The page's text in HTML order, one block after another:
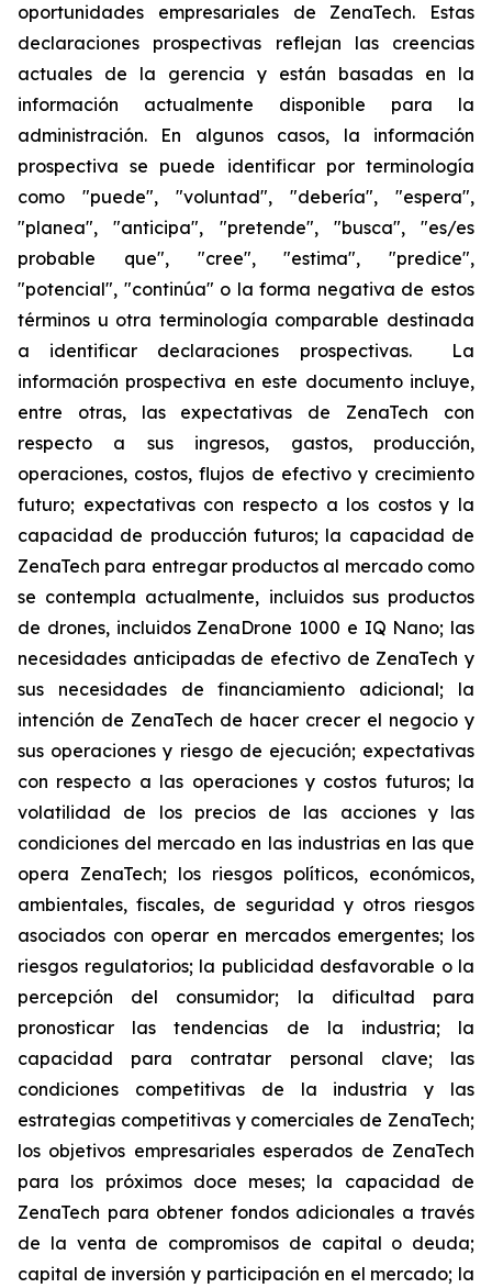
oportunidades empresariales de ZenaTech. Estas
declaraciones prospectivas reflejan las creencias
actuales de la gerencia y están basadas en la
información actualmente disponible para la
administración. En algunos casos, la información
prospectiva se puede identificar por terminología
como "puede", "voluntad", "debería", "espera",
"planea", "anticipa", "pretende", "busca", "es/es
probable que", "cree", "estima", "predice",
"potencial", "continúa" o la forma negativa de estos
términos u otra terminología comparable destinada
a identificar declaraciones prospectivas. La
información prospectiva en este documento incluye,
entre otras, las expectativas de ZenaTech con
respecto a sus ingresos, gastos, producción,
operaciones, costos, flujos de efectivo y crecimiento
futuro; expectativas con respecto a los costos y la
capacidad de producción futuros; la capacidad de
ZenaTech para entregar productos al mercado como
se contempla actualmente, incluidos sus productos
de drones, incluidos ZenaDrone 1000 e IQ Nano; las
necesidades anticipadas de efectivo de ZenaTech y
sus necesidades de financiamiento adicional; la
intención de ZenaTech de hacer crecer el negocio y
sus operaciones y riesgo de ejecución; expectativas
con respecto a las operaciones y costos futuros; la
volatilidad de los precios de las acciones y las
condiciones del mercado en las industrias en las que
opera ZenaTech; los riesgos políticos, económicos,
ambientales, fiscales, de seguridad y otros riesgos
asociados con operar en mercados emergentes; los
riesgos regulatorios; la publicidad desfavorable o la
percepción del consumidor; la dificultad para
pronosticar las tendencias de la industria; la
capacidad para contratar personal clave; las
condiciones competitivas de la industria y las
estrategias competitivas y comerciales de ZenaTech;
los objetivos empresariales esperados de ZenaTech
para los próximos doce meses; la capacidad de
ZenaTech para obtener fondos adicionales a través
de la venta de compromisos de capital o deuda;
capital de inversión y participación en el mercado; la